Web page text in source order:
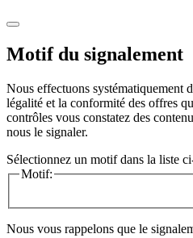
Motif du signalement
Nous effectuons systématiquement
légalité et la conformité des offres
contrôles vous constatez des
nous le signaler.
Sélectionnez un motif dans la liste
Motif:
Nous vous rappelons que le